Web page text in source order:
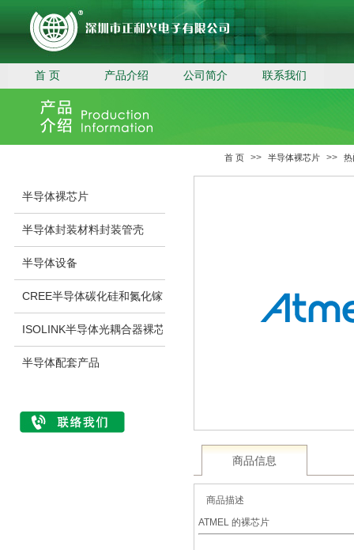
首 页 产品介绍 公司简介 联系我们
首 页 >> 半导体裸芯片 >> 热
商品信息
商品描述
ATMEL 的裸芯片
半导体裸芯片
半导体封装材料封装管壳
半导体设备
CREE半导体碳化硅和氮化镓裸芯片
ISOLINK半导体光耦合器裸芯片
半导体配套产品